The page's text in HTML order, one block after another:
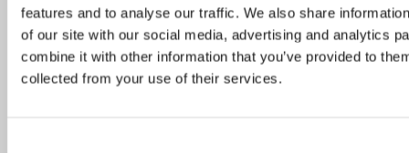
features and to analyse our traffic. We also share
of our site with our social media, advertising and analytics
combine it with other information that you’ve provided to
collected from your use of their services.